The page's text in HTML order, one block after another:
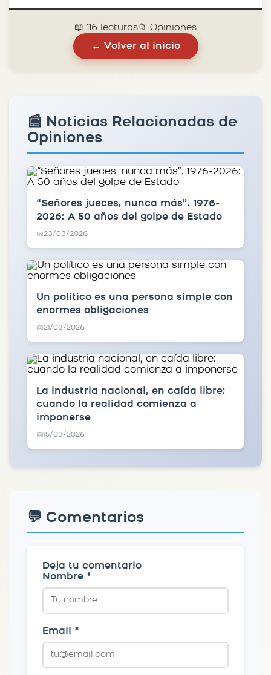
📖 116 lecturas📁 Opiniones
← Volver al inicio
📰 Noticias Relacionadas de
Opiniones
“Señores jueces, nunca más”. 1976-
2026: A 50 años del golpe de Estado
📅23/03/2026
Un político es una persona simple con
enormes obligaciones
📅21/03/2026
La industria nacional, en caída libre:
cuando la realidad comienza a
imponerse
📅15/03/2026
💬 Comentarios
Deja tu comentario
Nombre *
Email *